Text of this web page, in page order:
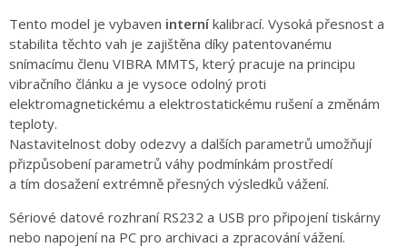
Tento model je vybaven interní kalibrací. Vysoká přesnost a
stabilita těchto vah je zajištěna díky patentovanému
snímacímu členu VIBRA MMTS, který pracuje na principu
vibračního článku a je vysoce odolný proti
elektromagnetickému a elektrostatickému rušení a změnám
teploty.
Nastavitelnost doby odezvy a dalších parametrů umožňují
přizpůsobení parametrů váhy podmínkám prostředí
a tím dosažení extrémně přesných výsledků vážení.
Sériové datové rozhraní RS232 a USB pro připojení tiskárny
nebo napojení na PC pro archivaci a zpracování vážení.